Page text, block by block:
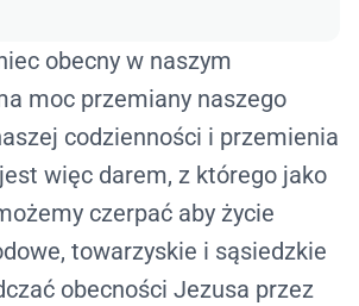
obecny w naszym
moc przemiany naszego
codzienności i przemienia
więc darem, z którego jako
czerpać aby życie
towarzyskie i sąsiedzkie
obecności Jezusa przez